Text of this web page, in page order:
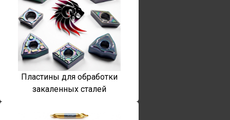
Пластины для обработки
закаленных сталей